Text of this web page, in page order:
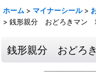
ホーム > マイナーシール >
> 銭形親分 おどろきマン
銭形親分 おどろ